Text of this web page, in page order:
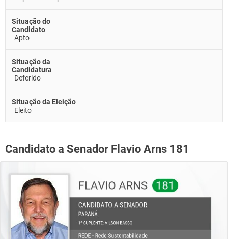
Situação do
Candidato
Apto
Situação da
Candidatura
Deferido
Situação da Eleição
Eleito
Candidato a Senador Flavio Arns 181